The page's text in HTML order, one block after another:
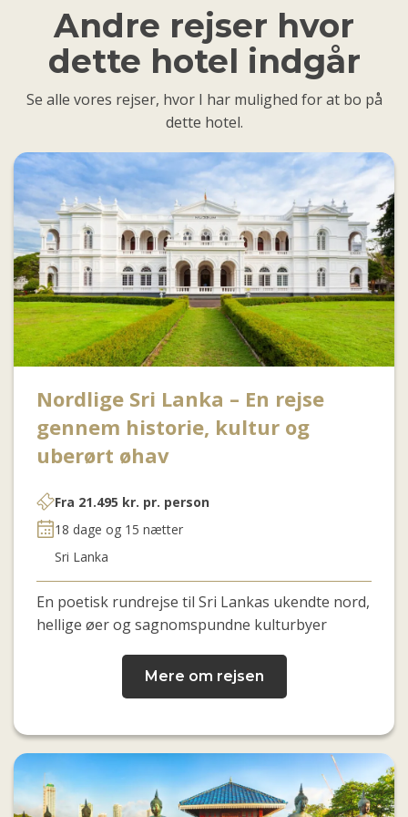
Andre rejser hvor
dette hotel indgår
Se alle vores rejser, hvor I har mulighed for at bo på
dette hotel.
Nordlige Sri Lanka – En rejse
gennem historie, kultur og
uberørt øhav
Fra 21.495 kr. pr. person
18 dage og 15 nætter
Sri Lanka
En poetisk rundrejse til Sri Lankas ukendte nord,
hellige øer og sagnomspundne kulturbyer
Mere om rejsen